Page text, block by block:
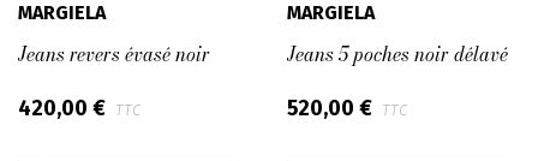
MARGIELA
Jeans revers évasé noir
420,00 € TTC
MARGIELA
Jeans 5 poches noir délavé
520,00 € TTC